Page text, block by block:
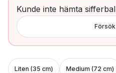
Kunde inte hämta
Liten (35 cm) Medium (72 cm)